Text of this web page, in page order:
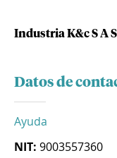
Industria K&c S A S
Datos de
Ayuda
NIT: 9003557360